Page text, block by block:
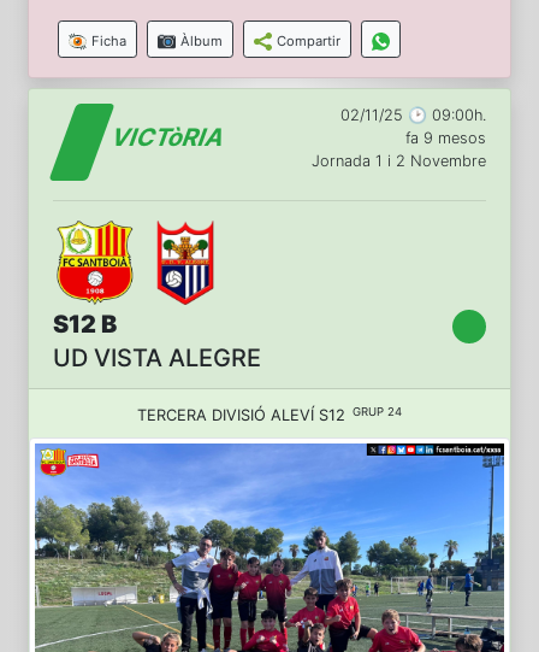
Ficha Àlbum Compartir
VICTòRIA
02/11/25 🕑 09:00h.
fa 9 mesos
Jornada 1 i 2 Novembre
S12 B
UD VISTA ALEGRE
TERCERA DIVISIÓ ALEVÍ S12 GRUP 24